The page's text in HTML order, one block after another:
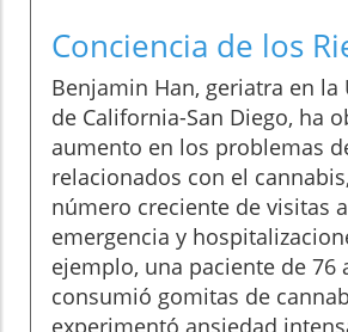
Conciencia de los
Benjamin Han, geriatra en la
de California-San Diego, ha
aumento en los problemas
relacionados con el
número creciente de visitas
emergencia y
ejemplo, una paciente de 76
consumió gomitas de